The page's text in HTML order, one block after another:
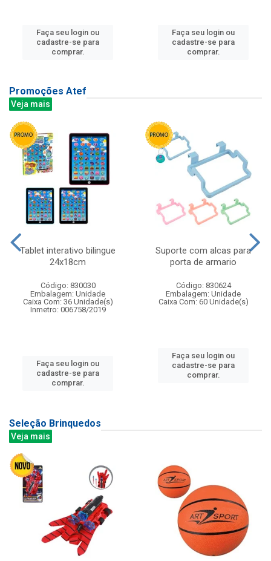
Faça seu login ou
cadastre-se para
comprar.
Faça seu login ou
cadastre-se para
comprar.
Promoções Atef
Veja mais
Tablet interativo bilingue
24x18cm
Código: 830030
Embalagem: Unidade
Caixa Com: 36 Unidade(s)
Inmetro: 006758/2019
Faça seu login ou
cadastre-se para
comprar.
Suporte com alcas para
porta de armario
Código: 830624
Embalagem: Unidade
Caixa Com: 60 Unidade(s)
Faça seu login ou
cadastre-se para
comprar.
Seleção Brinquedos
Veja mais